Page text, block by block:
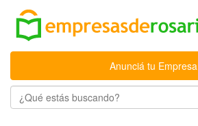
Anunciá tu Empresa